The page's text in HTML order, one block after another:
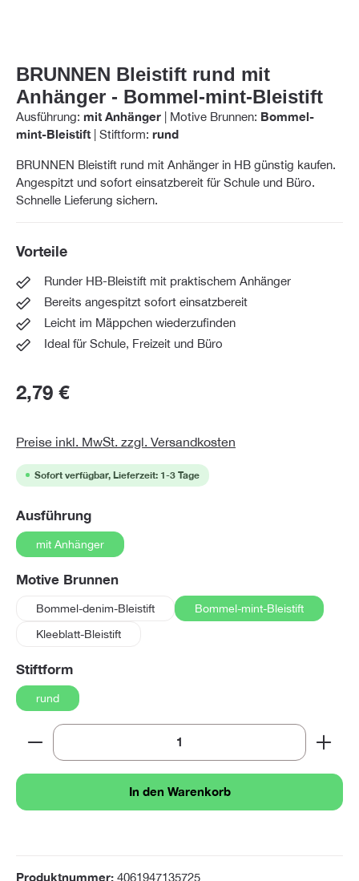
BRUNNEN Bleistift rund mit
Anhänger - Bommel-mint-Bleistift
Ausführung: mit Anhänger Motive Brunnen: Bommel-
mint-Bleistift
Stiftform: rund
BRUNNEN Bleistift rund mit Anhänger in HB günstig kaufen.
Angespitzt und sofort einsatzbereit für Schule und Büro.
Schnelle Lieferung sichern.
Vorteile
Runder HB-Bleistift mit praktischem Anhänger
Bereits angespitzt sofort einsatzbereit
Leicht im Mäppchen wiederzufinden
Ideal für Schule, Freizeit und Büro
2,79 €
Preise inkl. MwSt. zzgl. Versandkosten
Sofort verfügbar, Lieferzeit: 1-3 Tage
Ausführungauswählen
mit Anhänger
Motive Brunnenauswählen
Bommel-denim-Bleistift
Bommel-mint-Bleistift
Kleeblatt-Bleistift
Stiftformauswählen
rund
Produkt Anzahl: Gib den gewünschten Wert ein
In den Warenkorb
Produktnummer: 4061947135725